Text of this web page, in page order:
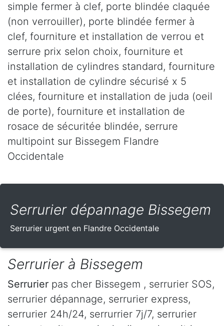
simple fermer à clef, porte blindée claquée
(non verrouiller), porte blindée fermer à
clef, fourniture et installation de verrou et
serrure prix selon choix, fourniture et
installation de cylindres standard, fourniture
et installation de cylindre sécurisé x 5
clées, fourniture et installation de juda (oeil
de porte), fourniture et installation de
rosace de sécuritée blindée, serrure
multipoint sur Bissegem Flandre
Occidentale
Serrurier dépannage Bissegem
Serrurier urgent en Flandre Occidentale
Serrurier à Bissegem
Serrurier pas cher Bissegem , serrurier SOS,
serrurier dépannage, serrurier express,
serrurier 24h/24, serrurrier 7j/7, serrurier